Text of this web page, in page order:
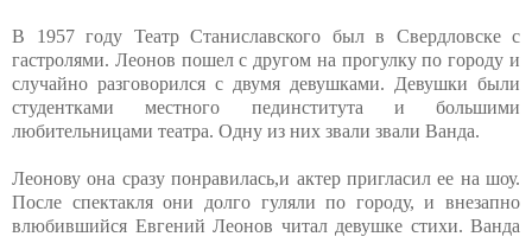
В 1957 году Театр Станиславского был в Свердловске с
гастролями. Леонов пошел с другом на прогулку по городу и
случайно разговорился с двумя девушками. Девушки были
студентками местного пединститута и большими
любительницами театра. Одну из них звали звали Ванда.
Леонову она сразу понравилась,и актер пригласил ее на шоу.
После спектакля они долго гуляли по городу, и внезапно
влюбившийся Евгений Леонов читал девушке стихи. Ванда